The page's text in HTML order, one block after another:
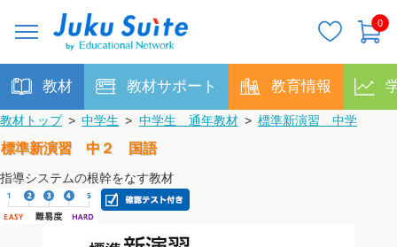
0
教材 教材サポート 教育情報
教材トップ > 中学生 > 中学生 通年教材 > 標準新演習 中学
標準新演習 中２ 国語
指導システムの根幹をなす教材